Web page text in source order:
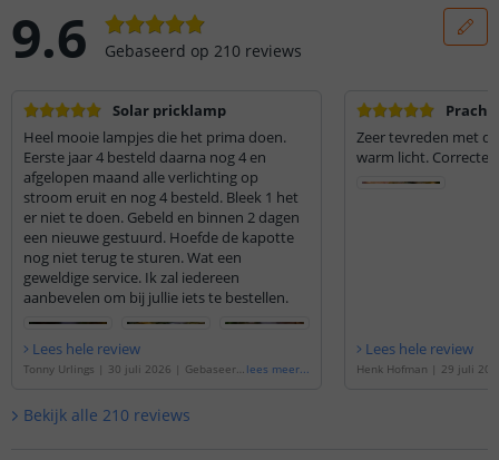
9.6 Gebaseerd op 210 reviews
Solar pricklamp
Heel mooie lampjes die het prima doen.
Eerste jaar 4 besteld daarna nog 4 en
afgelopen maand alle verlichting op
stroom eruit en nog 4 besteld. Bleek 1 het
er niet te doen. Gebeld en binnen 2 dagen
een nieuwe gestuurd. Hoefde de kapotte
nog niet terug te sturen. Wat een
geweldige service. Ik zal iedereen
aanbevelen om bij jullie iets te bestellen.
Lees hele review
Tonny Urlings | 30 juli 2026 | Gebaseerd lees meer...
Zeer tevreden met
warm licht. Correcte
Lees hele review
Henk Hofman | 29 juli
Bekijk alle 210 reviews